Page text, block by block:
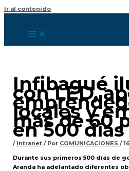
Ir al contenido
Infibagué
con LED,
locales y
más de 60
en 500 días
/ Intranet/ Por COMUNICACIONES /
Durante sus primeros 500 días de
Aranda ha adelantado diferentes